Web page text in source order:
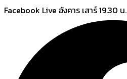
Skip
Facebook Live อังคาร เสาร์ 19.30 น.